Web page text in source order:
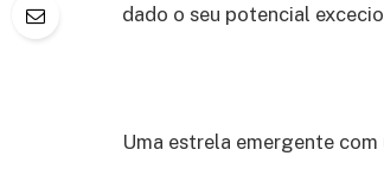
dado o seu potencial
Uma estrela emergente